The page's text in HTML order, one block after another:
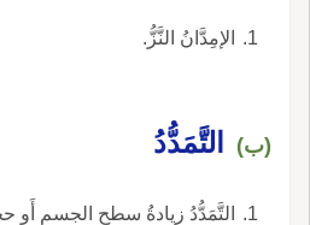
الإمِدَّانُ النَّزُّ.
(ب) التَّمَدُّدُ
التَّمَدُّدُ زيادةُ سطحِ الجسمِ أَو